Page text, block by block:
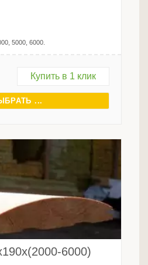
5000, 6000.
Купить в 1 клик
...
6000)